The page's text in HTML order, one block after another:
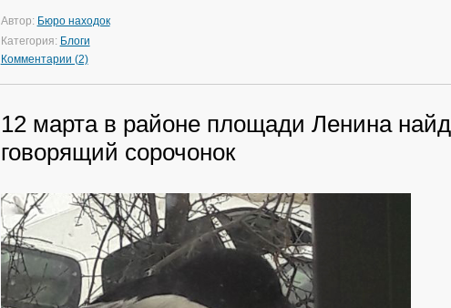
Автор: Бюро находок
Категория: Блоги
Комментарии (2)
12 марта в районе площади Ленина
говорящий сорочонок